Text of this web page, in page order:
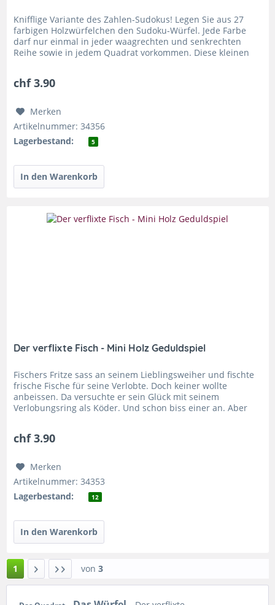
Knifflige Variante des Zahlen-Sudokus! Legen Sie aus 27
farbigen Holzwürfelchen den Sudoku-Würfel. Jede Farbe
darf nur einmal in jeder waagrechten und senkrechten
Reihe sowie in jedem Quadrat vorkommen. Diese kleinen
chf 3.90
Merken
Artikelnummer: 34356
Lagerbestand:
5
Der verflixte Fisch - Mini Holz Geduldspiel
Fischers Fritze sass an seinem Lieblingsweiher und fischte
frische Fische für seine Verlobte. Doch keiner wollte
anbeissen. Da versuchte er sein Glück mit seinem
Verlobungsring als Köder. Und schon biss einer an. Aber
chf 3.90
Merken
Artikelnummer: 34353
Lagerbestand:
12
1 von 3